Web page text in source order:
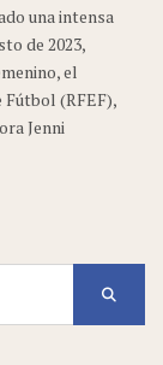
una intensa
de 2023,
el
Fútbol (RFEF),
Jenni